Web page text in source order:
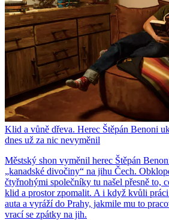
Klid a vůně dřeva. Herec Štěpán Benoni
dnes už za nic nevyměnil
Městský shon vyměnil herec Štěpán
„kanadské divočiny“ na jihu Čech.
čtyřnohými společníky tu našel přesně to,
klid a prostor zpomalit. A i když kvůli
auta a vyráží do Prahy, jakmile mu to
vrací se zpátky na jih.